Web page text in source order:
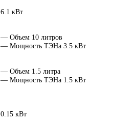
6.1 кВт
— Объем 10 литров
— Мощность ТЭНа 3.5 кВт
— Объем 1.5 литра
— Мощность ТЭНа 1.5 кВт
0.15 кВт